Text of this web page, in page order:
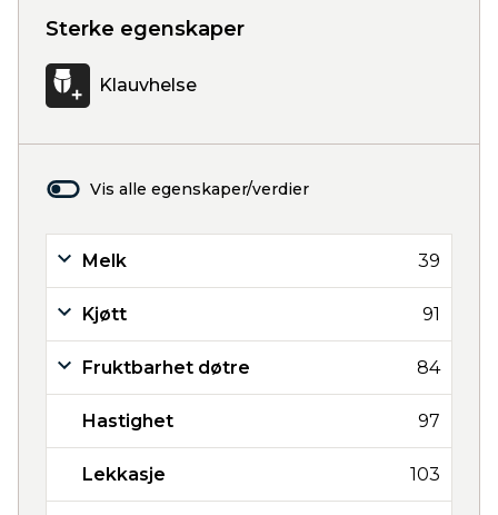
Sterke egenskaper
Klauvhelse
Vis alle egenskaper/verdier
Melk 39
Kjøtt 91
Fruktbarhet døtre 84
Hastighet 97
Lekkasje 103